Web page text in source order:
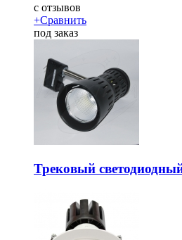
c отзывов
+Сравнить
под заказ
Трековый